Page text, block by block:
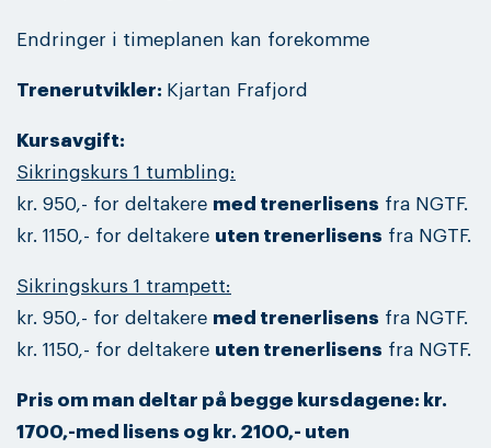
Endringer i timeplanen kan forekomme
Trenerutvikler: Kjartan Frafjord
Kursavgift:
Sikringskurs 1 tumbling:
kr. 950,- for deltakere med trenerlisens fra NGTF.
kr. 1150,- for deltakere uten trenerlisens fra NGTF.
Sikringskurs 1 trampett:
kr. 950,- for deltakere med trenerlisens fra NGTF.
kr. 1150,- for deltakere uten trenerlisens fra NGTF.
Pris om man deltar på begge kursdagene: kr.
1700,-med lisens og kr. 2100,- uten